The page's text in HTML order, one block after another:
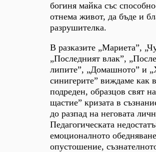
богиня майка със
отнема живот, да бъде и
разрушителка.
В разказите „Мариета”,
„Последният влак”,
липите”, „Домашното” и
синигерите” виждаме как
подреден, образцов свят
щастие” кризата в
до разпад на неговата
Педагогическата
емоционалното
опустошение,